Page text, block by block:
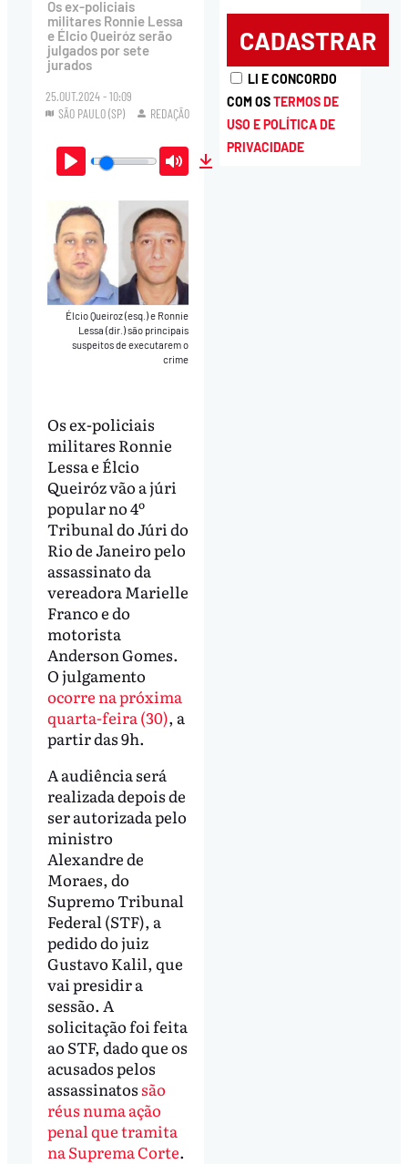
Os ex-policiais
militares Ronnie Lessa
e Élcio Queiróz serão
julgados por sete
jurados
25.OUT.2024 - 10:09
SÃO PAULO (SP)
REDAÇÃO
Play Mute
Élcio Queiroz (esq.) e Ronnie
Lessa (dir.) são principais
suspeitos de executarem o
crime
Os ex-policiais
militares Ronnie
Lessa e Élcio
Queiróz vão a júri
popular no 4º
Tribunal do Júri do
Rio de Janeiro pelo
assassinato da
vereadora Marielle
Franco e do
motorista
Anderson Gomes.
O julgamento
ocorre na próxima
quarta-feira (30), a
partir das 9h.
A audiência será
realizada depois de
ser autorizada pelo
ministro
Alexandre de
Moraes, do
Supremo Tribunal
Federal (STF), a
pedido do juiz
Gustavo Kalil, que
vai presidir a
sessão. A
solicitação foi feita
ao STF, dado que os
acusados pelos
assassinatos são
réus numa ação
penal que tramita
na Suprema Corte.
LI E CONCORDO
COM OSTERMOS DE
USO E POLÍTICA DE
PRIVACIDADE